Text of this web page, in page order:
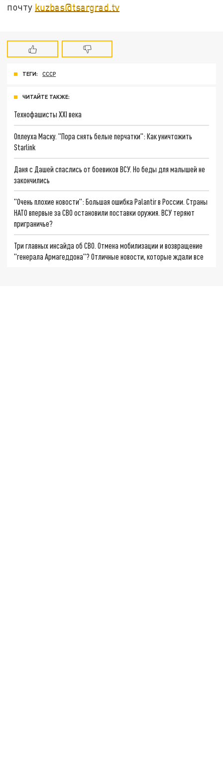
почту kuzbas@tsargrad.tv
ТЕГИ: СССР
ЧИТАЙТЕ ТАКЖЕ:
Технофашисты XXI века
Оплеуха Маску. "Пора снять белые перчатки": Как уничтожить
Starlink
Даня с Дашей спаслись от боевиков ВСУ. Но беды для малышей не
закончились
"Очень плохие новости": Большая ошибка Palantir в России. Страны
НАТО впервые за СВО остановили поставки оружия. ВСУ теряют
приграничье?
Три главных инсайда об СВО. Отмена мобилизации и возвращение
"генерала Армагеддона"? Отличные новости, которые ждали все